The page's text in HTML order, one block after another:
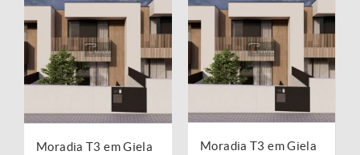
Moradia T3 em Giela Moradia T3 em Giela